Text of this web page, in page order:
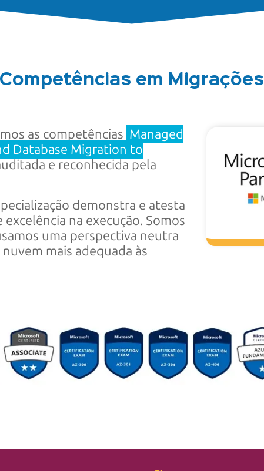
Competências em Migrações
as competências Managed
Database Migration to
e reconhecida pela
demonstra e atesta
na execução. Somos
uma perspectiva neutra
mais adequada às